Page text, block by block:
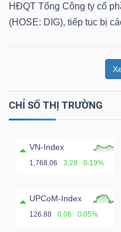
HĐQT Tổng Công ty cổ
(HOSE: DIG), tiếp tục bị
CHỈ SỐ THỊ TRƯỜNG
VN-Index
1,768.06 3.28 0.19%
UPCoM-Index
126.88 0.06 0.05%